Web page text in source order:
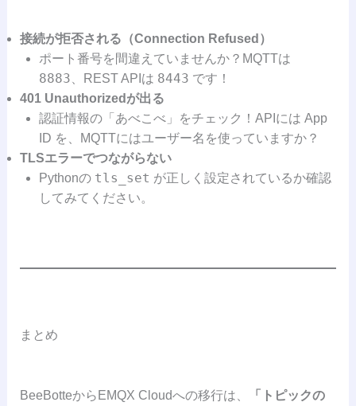
接続が拒否される（Connection Refused）
ポート番号を間違えていませんか？MQTTは
8883 、REST APIは 8443 です！
401 Unauthorizedが出る
認証情報の「あべこべ」をチェック！APIには App
ID を、MQTTにはユーザー名を使っていますか？
TLSエラーでつながらない
Pythonの tls_set が正しく設定されているか確認
してみてください。
まとめ
BeeBotteからEMQX Cloudへの移行は、 「トピックの